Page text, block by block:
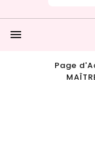

Page